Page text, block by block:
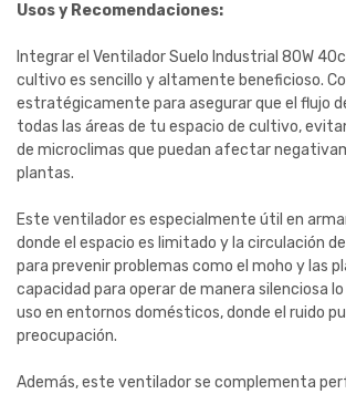
Usos y Recomendaciones:
Integrar el Ventilador Suelo Industrial 80W
cultivo es sencillo y altamente beneficioso.
estratégicamente para asegurar que el flujo
todas las áreas de tu espacio de cultivo,
de microclimas que puedan afectar
plantas.
Este ventilador es especialmente útil en
donde el espacio es limitado y la circulación
para prevenir problemas como el moho y las
capacidad para operar de manera silenciosa
uso en entornos domésticos, donde el ruido
preocupación.
Además, este ventilador se complementa